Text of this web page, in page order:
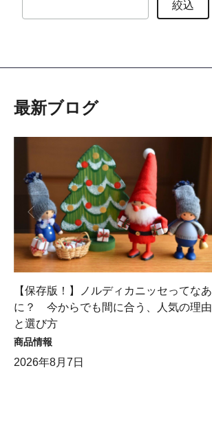
絞込
最新ブログ
【保存版！】ノルディカニッセってなあ
に？ 今からでも間に合う、人気の理由
と選び方
商品情報
2026年8月7日